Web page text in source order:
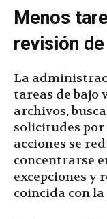
Menos
revisión
La
tareas de bajo
archivos,
solicitudes por
acciones se
concentrarse
excepciones y
coincida con